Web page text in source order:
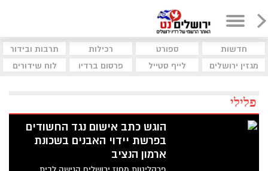
חדשות ספורט רכילות
תרבות ובידור
מגזין ירושלים
לייף סטייל פרסום ברדיו לוח שידורים
פלילי
הוגש כתב אישום נגד החשודים
בפרשת יידוי האבנים בשכונת
ארמון הנציב